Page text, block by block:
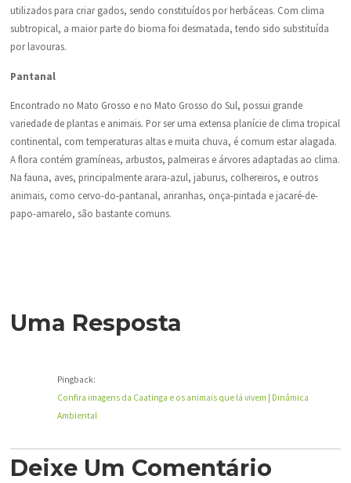
utilizados para criar gados, sendo constituídos por herbáceas. Com clima
subtropical, a maior parte do bioma foi desmatada, tendo sido substituída
por lavouras.
Pantanal
Encontrado no Mato Grosso e no Mato Grosso do Sul, possui grande
variedade de plantas e animais. Por ser uma extensa planície de clima tropical
continental, com temperaturas altas e muita chuva, é comum estar alagada.
A flora contém gramíneas, arbustos, palmeiras e árvores adaptadas ao clima.
Na fauna, aves, principalmente arara-azul, jaburus, colhereiros, e outros
animais, como cervo-do-pantanal, ariranhas, onça-pintada e jacaré-de-
papo-amarelo, são bastante comuns.
Uma Resposta
Pingback:
Confira imagens da Caatinga e os animais que lá vivem | Dinâmica
Ambiental
Deixe Um Comentário